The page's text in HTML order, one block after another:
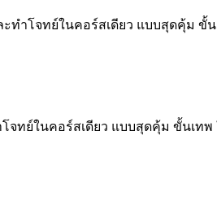
ทำโจทย์ในคอร์สเดียว แบบสุดคุ้ม
จทย์ในคอร์สเดียว แบบสุดคุ้ม ขั้นเ